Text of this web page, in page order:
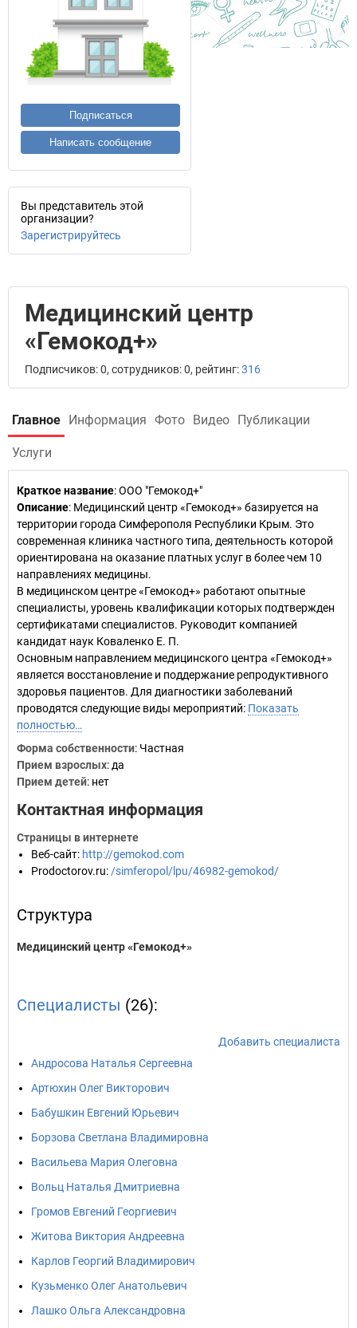
Подписаться
Написать сообщение
Вы представитель этой
организации?
Зарегистрируйтесь
Медицинский центр
«Гемокод+»
Подписчиков: 0, сотрудников: 0, рейтинг:316
Главное Информация Фото Видео Публикации
Услуги
Краткое название:ООО "Гемокод+"
Описание: Медицинский центр «Гемокод+» базируется на
территории города Симферополя Республики Крым. Это
современная клиника частного типа, деятельность которой
ориентирована на оказание платных услуг в более чем 10
направлениях медицины.
В медицинском центре «Гемокод+» работают опытные
специалисты, уровень квалификации которых подтвержден
сертификатами специалистов. Руководит компанией
кандидат наук Коваленко Е. П.
Основным направлением медицинского центра «Гемокод+»
является восстановление и поддержание репродуктивного
здоровья пациентов. Для диагностики заболеваний
проводятся следующие виды мероприятий: Показать
полностью…
Форма собственности: Частная
Прием взрослых: да
Прием детей: нет
Контактная информация
Страницы в интернете
Веб-сайт: http://gemokod.com
Prodoctorov.ru: /simferopol/lpu/46982-gemokod/
Структура
Медицинский центр «Гемокод+»
Специалисты (26):
Добавить специалиста
Андросова Наталья Сергеевна
Артюхин Олег Викторович
Бабушкин Евгений Юрьевич
Борзова Светлана Владимировна
Васильева Мария Олеговна
Вольц Наталья Дмитриевна
Громов Евгений Георгиевич
Житова Виктория Андреевна
Карлов Георгий Владимирович
Кузьменко Олег Анатольевич
Лашко Ольга Александровна